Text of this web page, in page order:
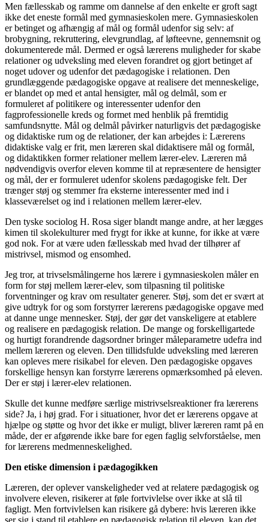
Men fællesskab og ramme om dannelse af den enkelte er groft sagt
ikke det eneste formål med gymnasieskolen mere. Gymnasieskolen
er betinget og afhængig af mål og formål udenfor sig selv: af
brobygning, rekruttering, elevgrundlag, af løfteevne, gennemsnit og
dokumenterede mål. Dermed er også lærerens muligheder for skabe
relationer og udveksling med eleven forandret og gjort betinget af
noget udover og udenfor det pædagogiske i relationen. Den
grundlæggende pædagogiske opgave at realisere det menneskelige,
er blandet op med et antal hensigter, mål og delmål, som er
formuleret af politikere og interessenter udenfor den
fagprofessionelle kreds og formet med henblik på fremtidig
samfundsnytte. Mål og delmål påvirker naturligvis det pædagogiske
og didaktiske rum og de relationer, der kan arbejdes i: Lærerens
didaktiske valg er frit, men læreren skal didaktisere mål og formål,
og didaktikken former relationer mellem lærer-elev. Læreren må
nødvendigvis overfor eleven komme til at repræsentere de hensigter
og mål, der er formuleret udenfor skolens pædagogiske felt. Der
trænger støj og stemmer fra eksterne interessenter med ind i
klasseværelset og ind i relationen mellem lærer-elev.
Den tyske sociolog H. Rosa siger blandt mange andre, at her lægges
kimen til skolekulturer med frygt for ikke at kunne, for ikke at være
god nok. For at være uden fællesskab med hvad der tilhører af
mistrivsel, mismod og ensomhed.
Jeg tror, at trivselsmålingerne hos lærere i gymnasieskolen måler en
form for støj mellem lærer-elev, som tilpasning til politiske
forventninger og krav om resultater generer. Støj, som det er svært at
give udtryk for og som forstyrrer lærerens pædagogiske opgave med
at danne unge mennesker. Støj, der gør det vanskeligere at etablere
og realisere en pædagogisk relation. De mange og forskelligartede
og hurtigt forandrende dagsordner bringer måleparametre udefra ind
mellem læreren og eleven. Den tillidsfulde udveksling med læreren
kan opleves mere risikabel for eleven. Den pædagogiske opgaves
forskellige hensyn kan forstyrre lærerens opmærksomhed på eleven.
Der er støj i lærer-elev relationen.
Skulle det kunne medføre særlige mistrivselsreaktioner fra lærerens
side? Ja, i høj grad. For i situationer, hvor det er lærerens opgave at
hjælpe og støtte og hvor det ikke er muligt, bliver læreren ramt på en
måde, der er afgørende ikke bare for egen faglig selvforståelse, men
for lærerens medmenneskelighed.
Den etiske dimension i pædagogikken
Læreren, der oplever vanskeligheder ved at relatere pædagogisk og
involvere eleven, risikerer at føle fortvivlelse over ikke at slå til
fagligt. Men fortvivlelsen kan risikere gå dybere: hvis læreren ikke
ser sig i stand til etablere en pædagogisk relation til eleven, kan det